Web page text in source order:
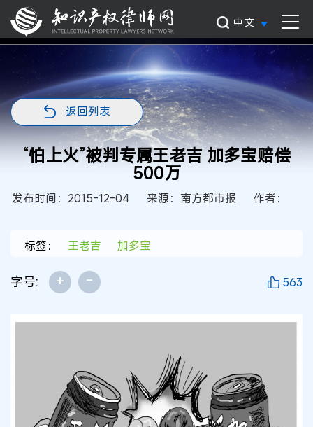
中文
返回列表
“怕上火”被判专属王老吉 加多宝赔偿
500万
发布时间：2015-12-04 来源：南方都市报 作者：
标签： 王老吉 加多宝
字号: + - 563